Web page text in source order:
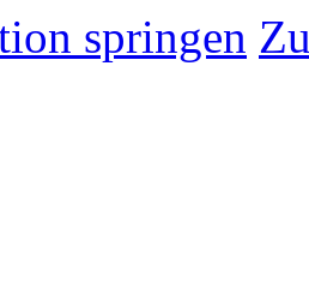
springen